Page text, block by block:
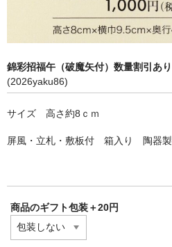
錦彩招福午（破魔矢付）数量割引あり
(2026yaku86)
サイズ 高さ約8ｃｍ
屏風・立札・敷板付 箱入り 陶器製
商品のギフト包装＋20円